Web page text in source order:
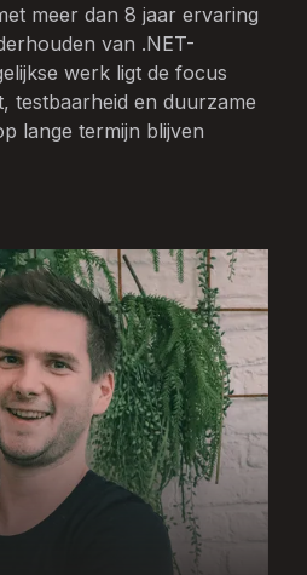
meer dan 8 jaar ervaring
van .NET-
werk ligt de focus
testbaarheid en duurzame
lange termijn blijven